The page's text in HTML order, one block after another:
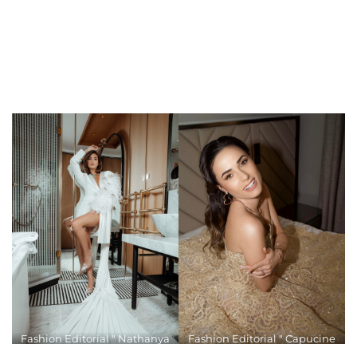
Fashion Editorial " Nathanya
Fashion Editorial " Capucine